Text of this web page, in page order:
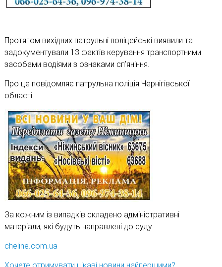
Протягом вихідних патрульні поліцейські виявили та
задокументували 13 фактів керування транспортними
засобами водіями з ознаками сп’яніння.
Про це повідомляє патрульна поліція Чернігівської
області.
За кожним із випадків складено адміністративні
матеріали, які будуть направлені до суду.
cheline.com.ua